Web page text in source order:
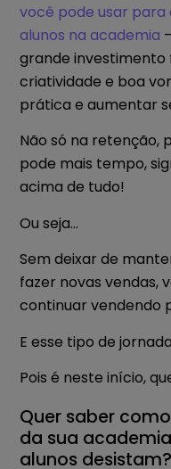
você pode usar
alunos na academia
grande investimento
criatividade e boa
prática e aumentar
Não só na retenção,
pode mais tempo,
acima de tudo!
Ou seja…
Sem deixar de
fazer novas vendas,
continuar vendendo
E esse tipo de
Pois é neste início,
Quer saber
da sua
alunos desistam?